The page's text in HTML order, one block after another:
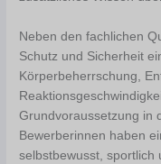
Neben den fachlichen
Schutz und Sicherheit
Körperbeherrschung,
Grundvoraussetzung in
Bewerberinnen haben
selbstbewusst, sportlich